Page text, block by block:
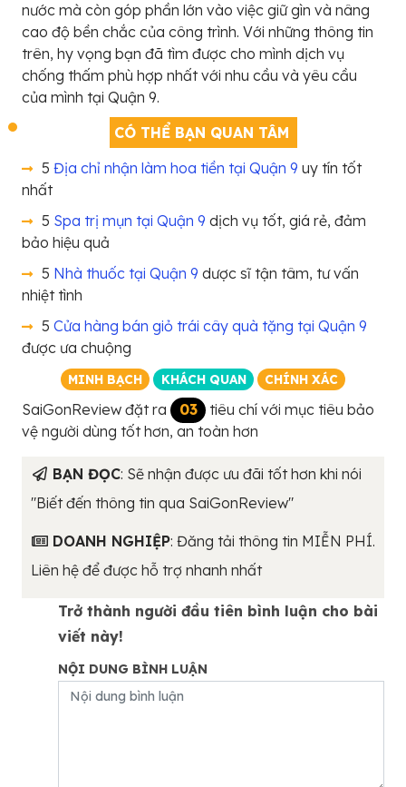
nước mà còn góp phần lớn vào việc giữ gìn và nâng
cao độ bền chắc của công trình. Với những thông tin
trên, hy vọng bạn đã tìm được cho mình dịch vụ
chống thấm phù hợp nhất với nhu cầu và yêu cầu
của mình tại Quận 9.
CÓ THỂ BẠN QUAN TÂM
5 Địa chỉ nhận làm hoa tiền tại Quận 9 uy tín tốt
nhất
5 Spa trị mụn tại Quận 9 dịch vụ tốt, giá rẻ, đảm
bảo hiệu quả
5 Nhà thuốc tại Quận 9 dược sĩ tận tâm, tư vấn
nhiệt tình
5 Cửa hàng bán giỏ trái cây quà tặng tại Quận 9
được ưa chuộng
MINH BẠCH KHÁCH QUAN CHÍNH XÁC
SaiGonReview đặt ra 03
tiêu chí với mục tiêu bảo
vệ người dùng tốt hơn, an toàn hơn
BẠN ĐỌC: Sẽ nhận được ưu đãi tốt hơn khi nói
"Biết đến thông tin qua SaiGonReview"
DOANH NGHIỆP: Đăng tải thông tin MIỄN PHÍ.
Liên hệ để được hỗ trợ nhanh nhất
Trở thành người đầu tiên bình luận cho bài
viết này!
NỘI DUNG BÌNH LUẬN